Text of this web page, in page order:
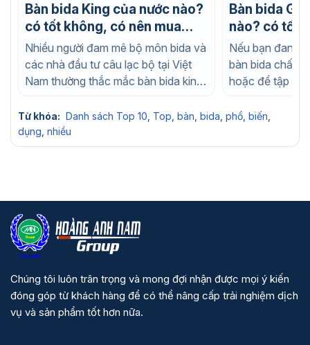
Bàn bida King của nước nào?
có tốt không, có nên mua
không?
Nhiều người đam mê bộ môn bida và
các nhà đầu tư câu lạc bộ tại Việt
Nam thường thắc mắc bàn bida king
Bàn bida
nào? có tốt
mua không?
Nếu bạn đang
bàn bida chất
hoặc để tập
Từ khóa: Danh sách Top 10, Top, bàn, bida, phổ, biến,
dụng, nhiều
Chúng tôi luôn trân trọng và mong đợi nhận được mọi ý kiến
đóng góp từ khách hàng để có thể nâng cấp trải nghiệm dịch
vụ và sản phẩm tốt hơn nữa.